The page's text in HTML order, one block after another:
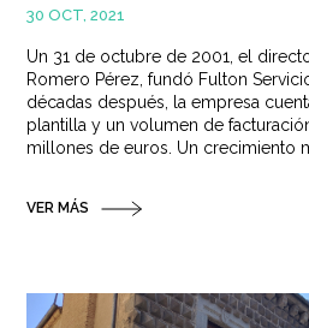
30 OCT, 2021
Un 31 de octubre de 2001, el
Romero Pérez, fundó Fulton
décadas después, la empresa
plantilla y un volumen de
millones de euros. Un crecimiento
VER MÁS